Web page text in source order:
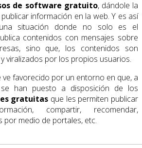
de software gratuito, dándole la
información en la web. Y es así
situación donde no solo es el
contenidos con mensajes sobre
sino que, los contenidos son
viralizados por los propios usuarios.
favorecido por un entorno en que, a
han puesto a disposición de los
gratuitas que les permiten publicar
compartir, recomendar,
por medio de portales, etc.